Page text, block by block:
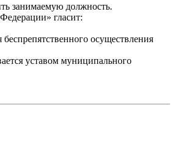
занимаемую должность.
гласит:
осуществления
уставом муниципального